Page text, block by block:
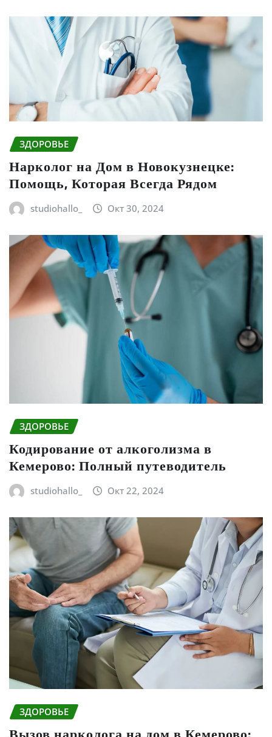
ЗДОРОВЬЕ
Нарколог на Дом в Новокузнецке:
Помощь, Которая Всегда Рядом
studiohallo_ Окт 30, 2024
ЗДОРОВЬЕ
Кодирование от алкоголизма в
Кемерово: Полный путеводитель
studiohallo_ Окт 22, 2024
ЗДОРОВЬЕ